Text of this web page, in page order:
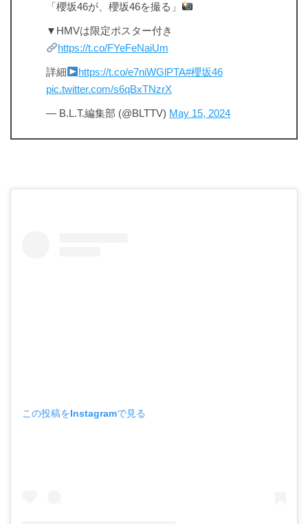
「櫻坂46が、櫻坂46を撮る」
▼HMVは限定ポスター付き
https://t.co/FYeFeNaiUm
詳細 https://t.co/e7niWGlPTA#櫻坂46
pic.twitter.com/s6qBxTNzrX
— B.L.T.編集部 (@BLTTV) May 15, 2024
この投稿をInstagramで見る